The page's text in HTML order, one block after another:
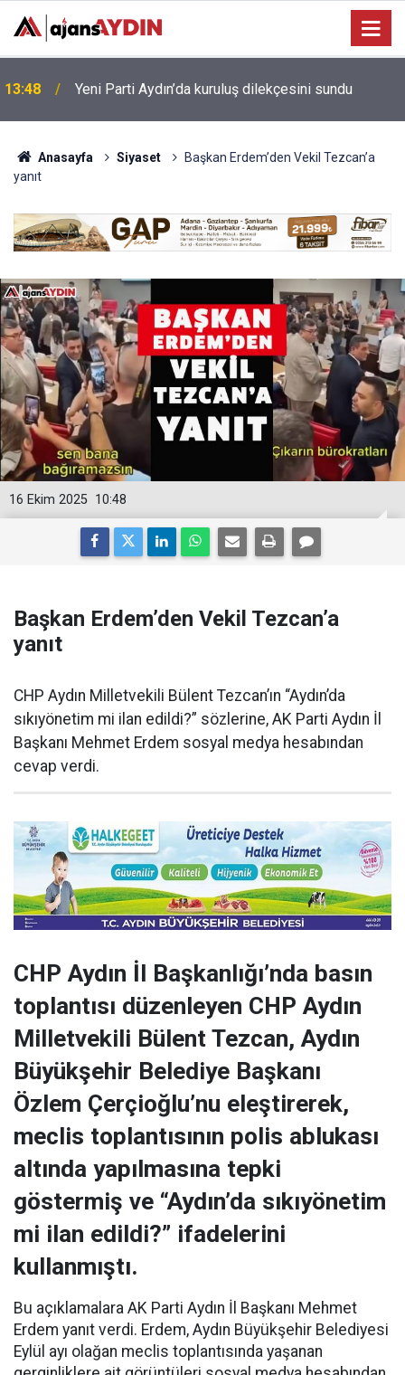
12:49
karşılayacak
Anasayfa Siyaset
Başkan Erdem’den Vekil Tezcan’a
yanıt
10:48
16 Ekim 2025
Başkan Erdem’den Vekil Tezcan’a
yanıt
CHP Aydın Milletvekili Bülent Tezcan’ın “Aydın’da
sıkıyönetim mi ilan edildi?” sözlerine, AK Parti Aydın İl
Başkanı Mehmet Erdem sosyal medya hesabından
cevap verdi.
CHP Aydın İl Başkanlığı’nda basın
toplantısı düzenleyen CHP Aydın
Milletvekili Bülent Tezcan, Aydın
Büyükşehir Belediye Başkanı
Özlem Çerçioğlu’nu eleştirerek,
meclis toplantısının polis ablukası
altında yapılmasına tepki
göstermiş ve “Aydın’da sıkıyönetim
mi ilan edildi?” ifadelerini
kullanmıştı.
Bu açıklamalara AK Parti Aydın İl Başkanı Mehmet
Erdem yanıt verdi. Erdem, Aydın Büyükşehir Belediyesi
Eylül ayı olağan meclis toplantısında yaşanan